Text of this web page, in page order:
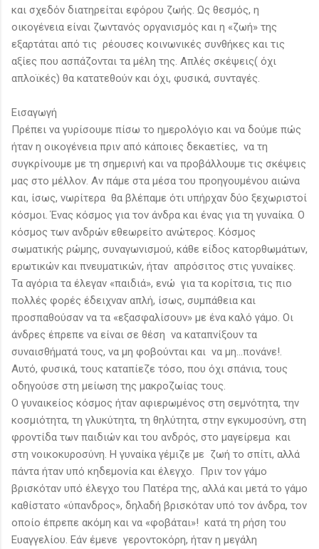
και σχεδόν διατηρείται εφόρου ζωής. Ως θεσμός, η
οικογένεια είναι ζωντανός οργανισμός και η «ζωή» της
εξαρτάται από τις ρέουσες κοινωνικές συνθήκες και τις
αξίες που ασπάζονται τα μέλη της. Απλές σκέψεις( όχι
απλοϊκές) θα κατατεθούν και όχι, φυσικά, συνταγές.
Εισαγωγή
Πρέπει να γυρίσουμε πίσω το ημερολόγιο και να δούμε πώς
ήταν η οικογένεια πριν από κάποιες δεκαετίες, να τη
συγκρίνουμε με τη σημερινή και να προβάλλουμε τις σκέψεις
μας στο μέλλον. Αν πάμε στα μέσα του προηγουμένου αιώνα
και, ίσως, νωρίτερα θα βλέπαμε ότι υπήρχαν δύο ξεχωριστοί
κόσμοι. Ένας κόσμος για τον άνδρα και ένας για τη γυναίκα. Ο
κόσμος των ανδρών εθεωρείτο ανώτερος. Κόσμος
σωματικής ρώμης, συναγωνισμού, κάθε είδος κατορθωμάτων,
ερωτικών και πνευματικών, ήταν απρόσιτος στις γυναίκες.
Τα αγόρια τα έλεγαν «παιδιά», ενώ για τα κορίτσια, τις πιο
πολλές φορές έδειχναν απλή, ίσως, συμπάθεια και
προσπαθούσαν να τα «εξασφαλίσουν» με ένα καλό γάμο. Οι
άνδρες έπρεπε να είναι σε θέση να καταπνίξουν τα
συναισθήματά τους, να μη φοβούνται και να μη…πονάνε!.
Αυτό, φυσικά, τους καταπίεζε τόσο, που όχι σπάνια, τους
οδηγούσε στη μείωση της μακροζωίας τους.
Ο γυναικείος κόσμος ήταν αφιερωμένος στη σεμνότητα, την
κοσμιότητα, τη γλυκύτητα, τη θηλύτητα, στην εγκυμοσύνη, στη
φροντίδα των παιδιών και του ανδρός, στο μαγείρεμα και
στη νοικοκυροσύνη. Η γυναίκα γέμιζε με ζωή το σπίτι, αλλά
πάντα ήταν υπό κηδεμονία και έλεγχο. Πριν τον γάμο
βρισκόταν υπό έλεγχο του Πατέρα της, αλλά και μετά το γάμο
καθίστατο «ύπανδρος», δηλαδή βρισκόταν υπό τον άνδρα, τον
οποίο έπρεπε ακόμη και να «φοβάται»! κατά τη ρήση του
Ευαγγελίου. Εάν έμενε γεροντοκόρη, ήταν η μεγάλη